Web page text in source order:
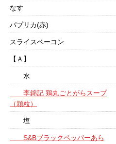
なす
パプリカ(赤)
スライスベーコン
【Ａ】
水
李錦記 鶏丸ごとがらスープ
（顆粒）
塩
S&Bブラックペッパーあら